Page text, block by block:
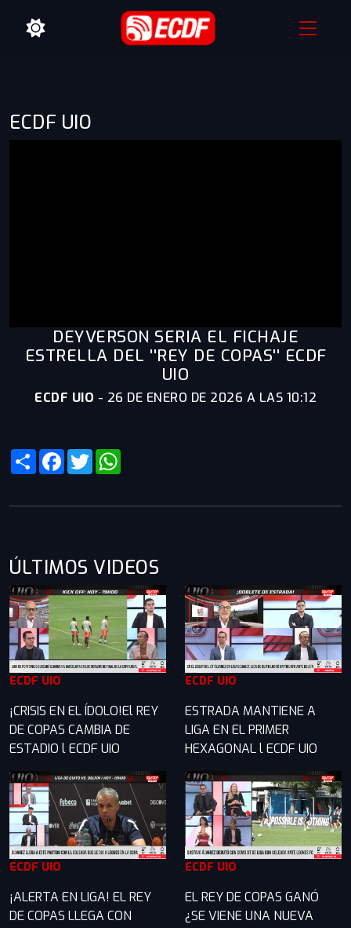
ECDF UIO
DEYVERSON SERIA EL FICHAJE
ESTRELLA DEL ''REY DE COPAS'' ECDF
UIO
ECDF UIO - 26 DE ENERO DE 2026 A LAS 10:12
ShareFacebook
Twitter
ÚLTIMOS VIDEOS
ECDF UIO
¡CRISIS EN EL ÍDOLO!El REY
DE COPAS CAMBIA DE
ESTADIO l ECDF UIO
ECDF UIO
ESTRADA MANTIENE A
LIGA EN EL PRIMER
HEXAGONAL l ECDF UIO
ECDF UIO
¡ALERTA EN LIGA! EL REY
DE COPAS LLEGA CON
ECDF UIO
EL REY DE COPAS GANÓ
¿SE VIENE UNA NUEVA